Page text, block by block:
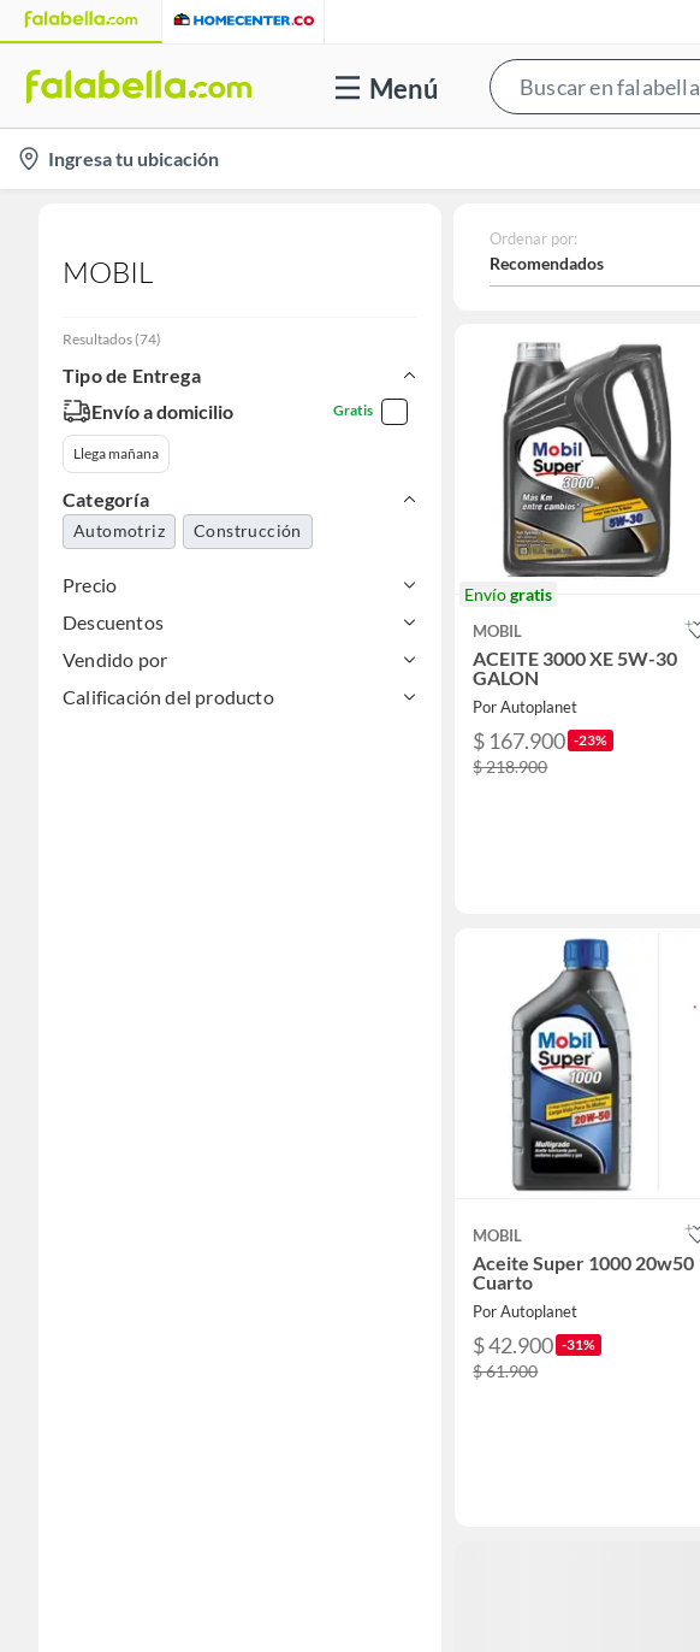
Menú
location-
icon
Ingresa tu ubicación
MOBIL
Resultados (74)
Tipo de Entrega
Envío a domicilio
Gratis
Llega mañana
Categoría
Automotriz Construcción
Precio
Descuentos
Vendido por
Calificación del producto
Ordenar por:
Recomendados
Envíogratis
MOBIL
ACEITE 3000 XE 5W-30
GALON
Por Autoplanet
$ 167.900 -23%
$ 218.900
MOBIL
Aceite Super 1000 20w50
Cuarto
Por Autoplanet
$ 42.900 -31%
$ 61.900